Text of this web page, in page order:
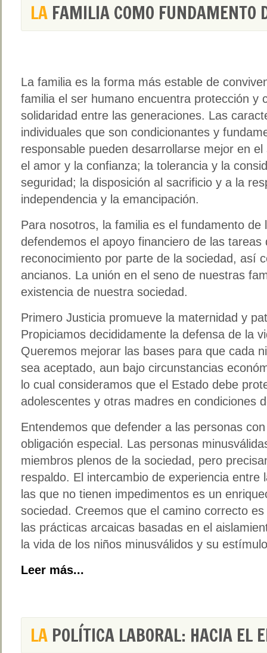
LA FAMILIA COMO FUNDAMENTO
La familia es la forma más estable de
familia el ser humano encuentra protección y
solidaridad entre las generaciones. Las
individuales que son condicionantes y
responsable pueden desarrollarse mejor en
el amor y la confianza; la tolerancia y la
seguridad; la disposición al sacrificio y a la
independencia y la emancipación.
Para nosotros, la familia es el fundamento de
defendemos el apoyo financiero de las tareas
reconocimiento por parte de la sociedad, así
ancianos. La unión en el seno de nuestras
existencia de nuestra sociedad.
Primero Justicia promueve la maternidad y
Propiciamos decididamente la defensa de la
Queremos mejorar las bases para que cada
sea aceptado, aun bajo circunstancias
lo cual consideramos que el Estado debe
adolescentes y otras madres en condiciones
Entendemos que defender a las personas
obligación especial. Las personas
miembros plenos de la sociedad, pero
respaldo. El intercambio de experiencia entre
las que no tienen impedimentos es un
sociedad. Creemos que el camino correcto
las prácticas arcaicas basadas en el
la vida de los niños minusválidos y su
Leer más...
LA POLÍTICA LABORAL: HACIA EL